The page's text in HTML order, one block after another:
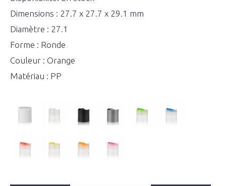
Dimensions : 27.7 x 27.7 x 29.1 mm
Diamètre : 27.1
Forme : Ronde
Couleur : Orange
Matériau : PP